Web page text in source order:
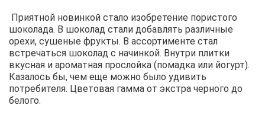
Приятной новинкой стало изобретение пористого
шоколада. В шоколад стали добавлять различные
орехи, сушеные фрукты. В ассортименте стал
встречаться шоколад с начинкой. Внутри плитки
вкусная и ароматная прослойка (помадка или йогурт).
Казалось бы, чем еще можно было удивить
потребителя. Цветовая гамма от экстра черного до
белого.